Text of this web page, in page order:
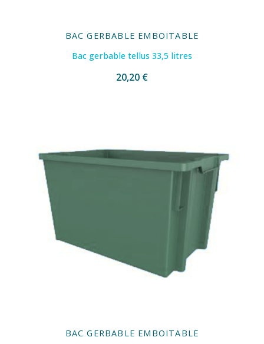
BAC GERBABLE EMBOITABLE
Bac gerbable tellus 33,5 litres
20,20 €
BAC GERBABLE EMBOITABLE